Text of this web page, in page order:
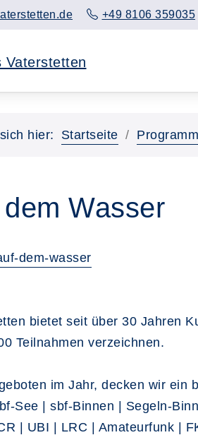
+49 8106 359035
hier: Startseite Programm
Wasser
dem-wasser
bietet seit über 30 Jahren
Teilnahmen verzeichnen.
im Jahr, decken wir ein
See | sbf-Binnen | Segeln-
| UBI | LRC | Amateurfunk |